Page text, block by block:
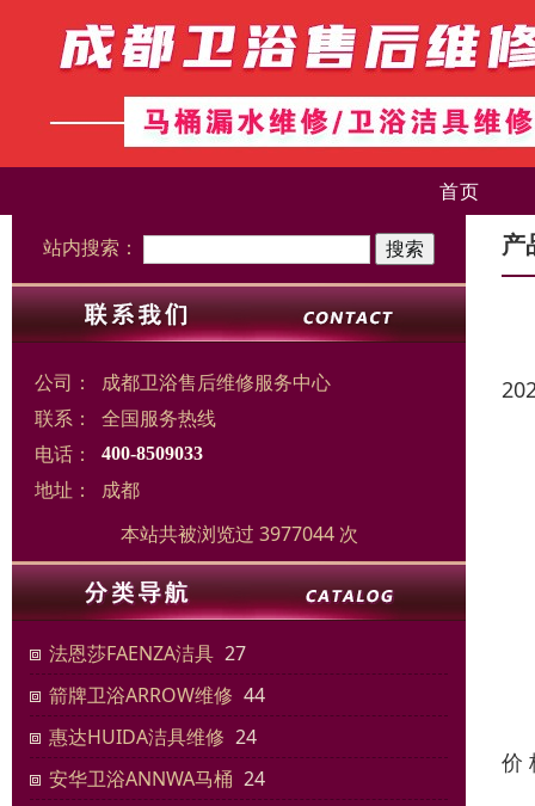
首页
站内搜索：
公司：
成都卫浴售后维修服务中心
联系：
全国服务热线
电话：
400-8509033
地址：
成都
本站共被浏览过 3977044 次
法恩莎FAENZA洁具 27
箭牌卫浴ARROW维修 44
惠达HUIDA洁具维修 24
安华卫浴ANNWA马桶 24
产
价